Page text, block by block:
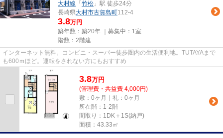
大村線 「 竹松 」駅 徒歩24分
長崎県大村市古賀島町112-4
3.8万円
築年数：築20年 ｜募集中： 1室
階数：2階建
インターネット無料。コンビニ・スーパー徒歩圏内の生活便利地。TUTAYAまで
も600ｍほど。運転をされない方にもおすすめ
3.8万円
(管理費・共益費 4,000円)
敷：0ヶ月｜礼：0ヶ月
所在階：1-2階
間取り：1DK＋1S(納戸)
面積：43.33㎡